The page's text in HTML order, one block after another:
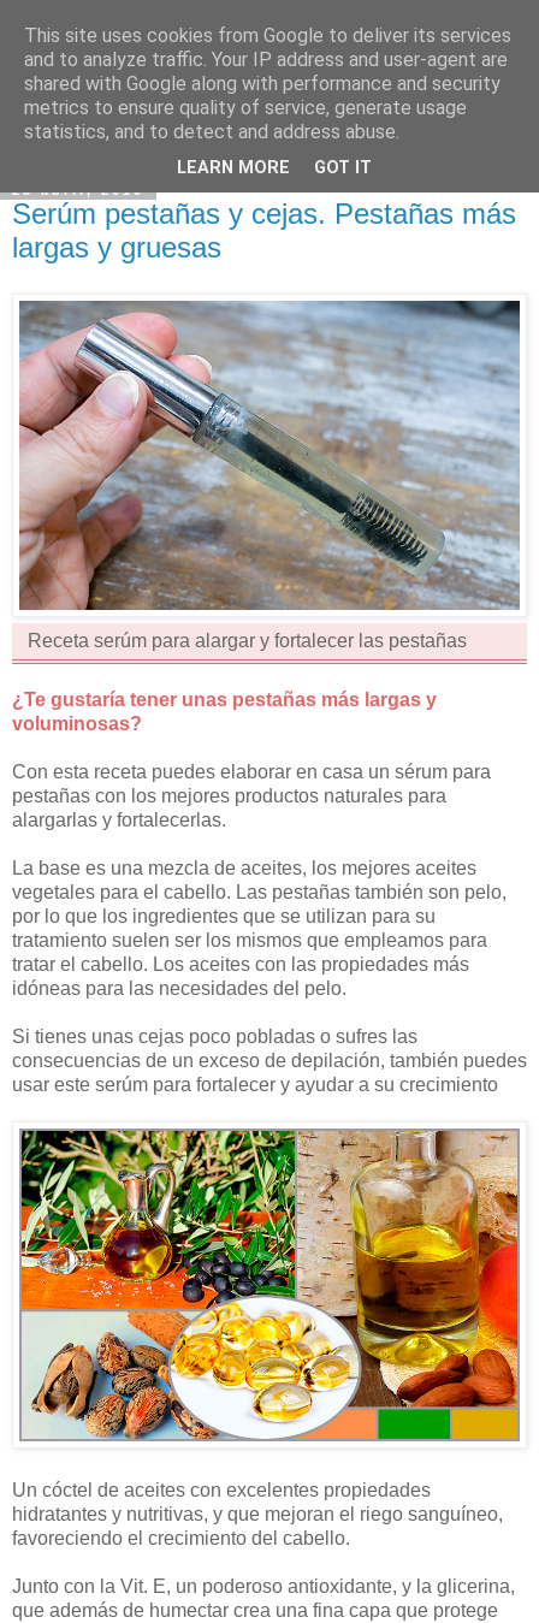
23 abril, 2019
Serúm pestañas y cejas. Pestañas más
largas y gruesas
Receta serúm para alargar y fortalecer las pestañas
¿Te gustaría tener unas pestañas más largas y
voluminosas?
Con esta receta puedes elaborar en casa un sérum para
pestañas con los mejores productos naturales para
alargarlas y fortalecerlas.
La base es una mezcla de aceites, los mejores aceites
vegetales para el cabello. Las pestañas también son pelo,
por lo que los ingredientes que se utilizan para su
tratamiento suelen ser los mismos que empleamos para
tratar el cabello. Los aceites con las propiedades más
idóneas para las necesidades del pelo.
Si tienes unas cejas poco pobladas o sufres las
consecuencias de un exceso de depilación, también puedes
usar este serúm para fortalecer y ayudar a su crecimiento
Un cóctel de aceites con excelentes propiedades
hidratantes y nutritivas, y que mejoran el riego sanguíneo,
favoreciendo el crecimiento del cabello.
Junto con la Vit. E, un poderoso antioxidante, y la glicerina,
que además de humectar crea una fina capa que protege
This site uses cookies from Google to deliver its services
and to analyze traffic. Your IP address and user-agent are
shared with Google along with performance and security
metrics to ensure quality of service, generate usage
statistics, and to detect and address abuse.
LEARN MORE GOT IT